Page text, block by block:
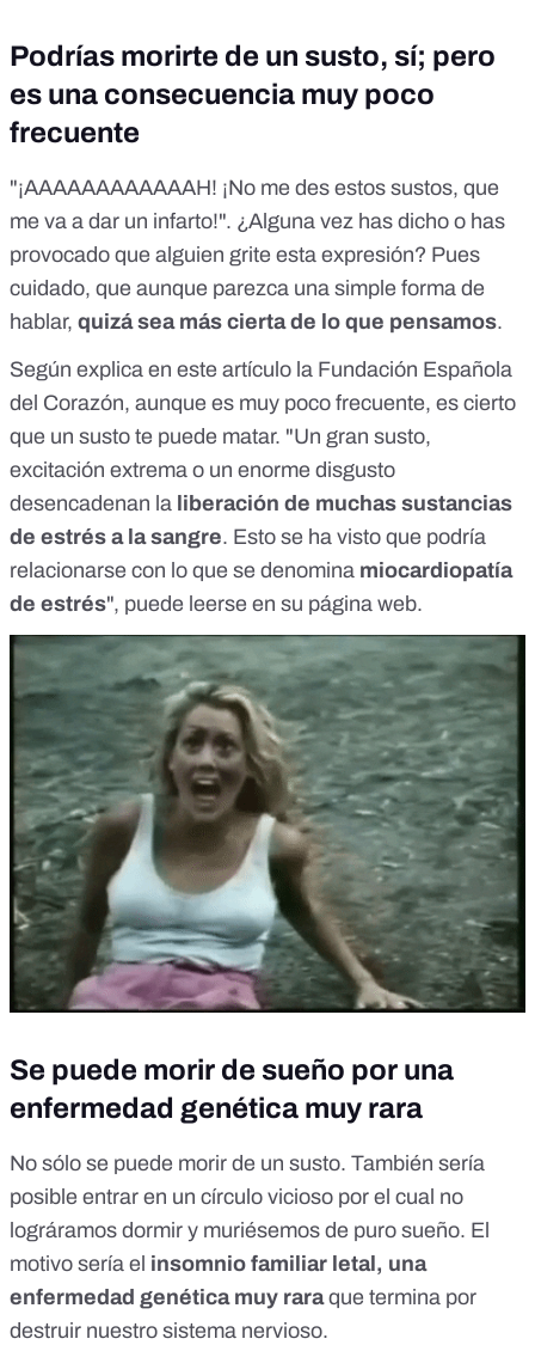
Podrías morirte de un susto, sí; pero
es una consecuencia muy poco
frecuente
"¡AAAAAAAAAAAAH! ¡No me des estos sustos, que
me va a dar un infarto!". ¿Alguna vez has dicho o has
provocado que alguien grite esta expresión? Pues
cuidado, que aunque parezca una simple forma de
hablar, quizá sea más cierta de lo que pensamos.
Según explica en este artículo la Fundación Española
del Corazón, aunque es muy poco frecuente, es cierto
que un susto te puede matar. "Un gran susto,
excitación extrema o un enorme disgusto
desencadenan la liberación de muchas sustancias
de estrés a la sangre. Esto se ha visto que podría
relacionarse con lo que se denomina miocardiopatía
de estrés", puede leerse en su página web.
Se puede morir de sueño por una
enfermedad genética muy rara
No sólo se puede morir de un susto. También sería
posible entrar en un círculo vicioso por el cual no
lográramos dormir y muriésemos de puro sueño. El
motivo sería el insomnio familiar letal, una
enfermedad genética muy raraque termina por
destruir nuestro sistema nervioso.